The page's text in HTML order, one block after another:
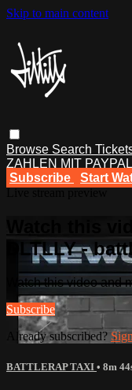
Skip to main content
Browse Search
ZAHLEN MIT PAYPAL
Subscribe
Start
Watch this
DLTLLY -
Watch this video and
Subscribe
Already subscribed?
BATTLERAP TAXI • 8m